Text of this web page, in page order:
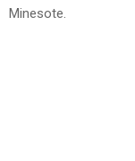
Minesote.